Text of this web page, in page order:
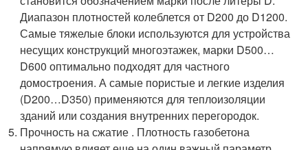
Диапазон плотностей колеблется от D200 до D1200.
Самые тяжелые блоки используются для устройства
несущих конструкций многоэтажек, марки D500…
D600 оптимально подходят для частного
домостроения. А самые пористые и легкие изделия
(D200…D350) применяются для теплоизоляции
зданий или создания внутренних перегородок.
Прочность на сжатие . Плотность газобетона